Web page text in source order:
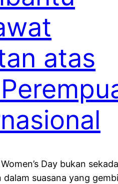
atas
Day bukan
dalam suasana yang